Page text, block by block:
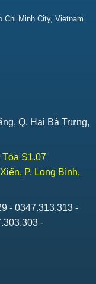
Chi Minh City, Vietnam
Q. Hai Bà Trưng,
S1.07
P. Long Bình,
- 0347.313.313 -
-